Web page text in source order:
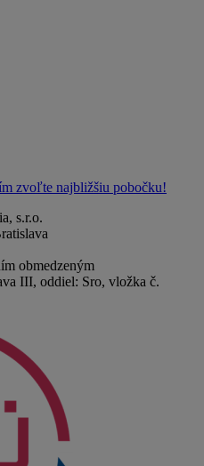
zvoľte najbližšiu pobočku!
s.r.o.
obmedzeným
III, oddiel: Sro, vložka č.